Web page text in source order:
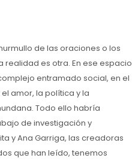
de las oraciones o los
realidad es otra. En ese espacio
entramado social, en el
amor, la política y la
Todo ello habría
de investigación y
y Ana Garriga, las creadoras
que han leído, tenemos